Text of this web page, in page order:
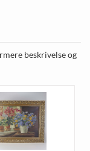
beskrivelse og